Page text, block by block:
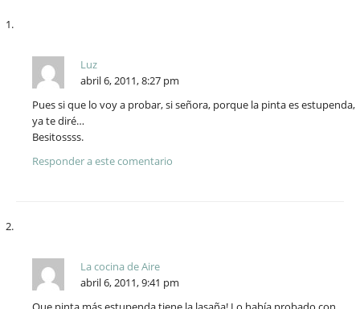
Luz
abril 6, 2011, 8:27 pm
Pues si que lo voy a probar, si señora, porque la pinta es estupenda,
ya te diré…
Besitossss.
Responder a este comentario
La cocina de Aire
abril 6, 2011, 9:41 pm